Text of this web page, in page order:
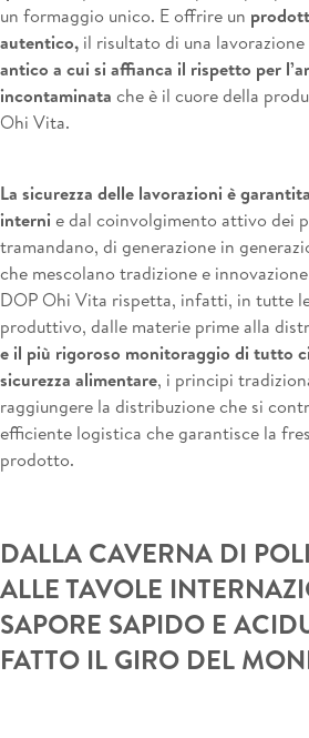
un formaggio unico. E offrire un
autentico, il risultato di una lavorazione
antico a cui si affianca il rispetto per
incontaminata che è il cuore della
Ohi Vita.
La sicurezza delle lavorazioni è
internie dal coinvolgimento attivo dei
tramandano, di generazione in
che mescolano tradizione e
DOP Ohi Vita rispetta, infatti, in tutte
produttivo, dalle materie prime alla
e il più rigoroso monitoraggio di tutto
sicurezza alimentare, i principi
raggiungere la distribuzione che si
efficiente logistica che garantisce la
prodotto.
DALLA CAVERNA DI
ALLE TAVOLE
SAPORE SAPIDO E
FATTO IL GIRO DEL